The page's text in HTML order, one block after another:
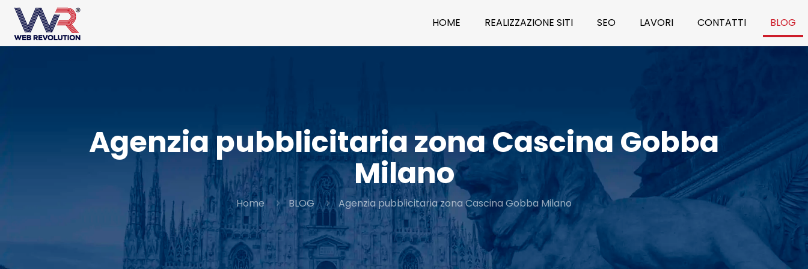
HOME REALIZZAZIONE SITI SEO LAVORI CONTATTI BLOG
Agenzia pubblicitaria zona Cascina Gobba
Milano
Home BLOG Agenzia pubblicitaria zona Cascina Gobba Milano